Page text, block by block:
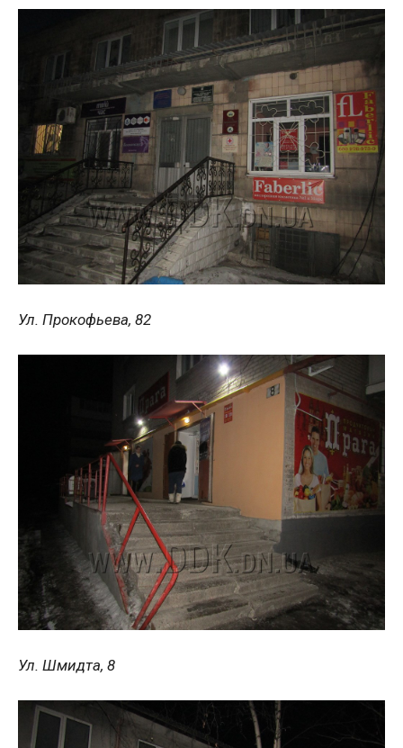
Ул. Прокофьева, 82
Ул. Шмидта, 8